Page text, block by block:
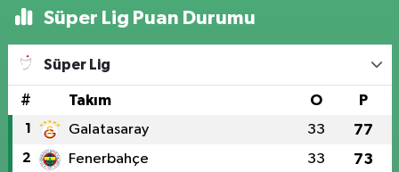
Süper Lig Puan Durumu
Süper Lig
# Takım O P
1 Galatasaray 33 77
2 Fenerbahçe 33 73